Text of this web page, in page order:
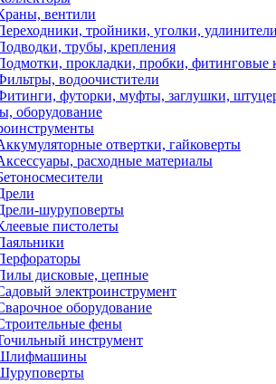
вентили
тройники, уголки, удлинители
трубы, крепления
прокладки, пробки, фитинговые
водоочистители
футорки, муфты, заглушки,
оборудование
отвертки, гайковерты
расходные материалы
шуруповерты
пистолеты
дисковые, цепные
электроинструмент
оборудование
фены
инструмент